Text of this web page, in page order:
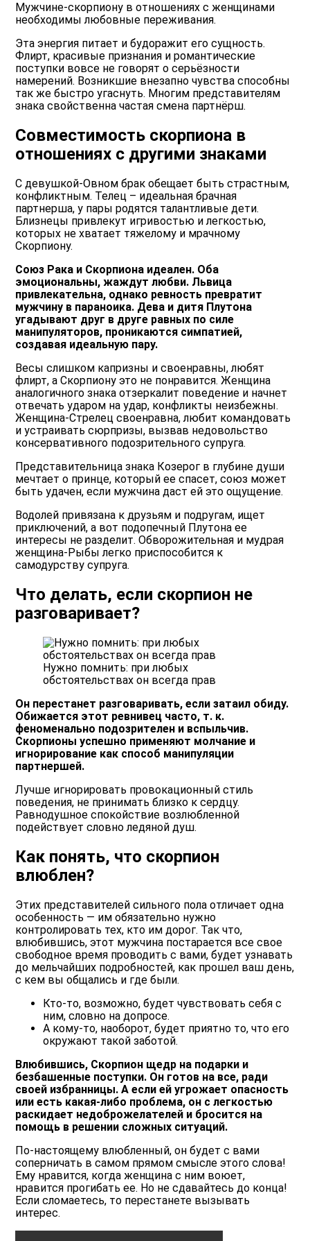
Мужчине-скорпиону в отношениях с женщинами
необходимы любовные переживания.
Эта энергия питает и будоражит его сущность.
Флирт, красивые признания и романтические
поступки вовсе не говорят о серьёзности
намерений. Возникшие внезапно чувства способны
так же быстро угаснуть. Многим представителям
знака свойственна частая смена партнёрш.
Совместимость скорпиона в
отношениях с другими знаками
С девушкой-Овном брак обещает быть страстным,
конфликтным. Телец – идеальная брачная
партнерша, у пары родятся талантливые дети.
Близнецы привлекут игривостью и легкостью,
которых не хватает тяжелому и мрачному
Скорпиону.
Союз Рака и Скорпиона идеален. Оба
эмоциональны, жаждут любви. Львица
привлекательна, однако ревность превратит
мужчину в параноика. Дева и дитя Плутона
угадывают друг в друге равных по силе
манипуляторов, проникаются симпатией,
создавая идеальную пару.
Весы слишком капризны и своенравны, любят
флирт, а Скорпиону это не понравится. Женщина
аналогичного знака отзеркалит поведение и начнет
отвечать ударом на удар, конфликты неизбежны.
Женщина-Стрелец своенравна, любит командовать
и устраивать сюрпризы, вызвав недовольство
консервативного подозрительного супруга.
Представительница знака Козерог в глубине души
мечтает о принце, который ее спасет, союз может
быть удачен, если мужчина даст ей это ощущение.
Водолей привязана к друзьям и подругам, ищет
приключений, а вот подопечный Плутона ее
интересы не разделит. Обворожительная и мудрая
женщина-Рыбы легко приспособится к
самодурству супруга.
Что делать, если скорпион не
разговаривает?
Нужно помнить: при любых
обстоятельствах он всегда прав
Он перестанет разговаривать, если затаил обиду.
Обижается этот ревнивец часто, т. к.
феноменально подозрителен и вспыльчив.
Скорпионы успешно применяют молчание и
игнорирование как способ манипуляции
партнершей.
Лучше игнорировать провокационный стиль
поведения, не принимать близко к сердцу.
Равнодушное спокойствие возлюбленной
подействует словно ледяной душ.
Как понять, что скорпион
влюблен?
Этих представителей сильного пола отличает одна
особенность — им обязательно нужно
контролировать тех, кто им дорог. Так что,
влюбившись, этот мужчина постарается все свое
свободное время проводить с вами, будет узнавать
до мельчайших подробностей, как прошел ваш день,
с кем вы общались и где были.
Кто-то, возможно, будет чувствовать себя с
ним, словно на допросе.
А кому-то, наоборот, будет приятно то, что его
окружают такой заботой.
Влюбившись, Скорпион щедр на подарки и
безбашенные поступки. Он готов на все, ради
своей избранницы. А если ей угрожает опасность
или есть какая-либо проблема, он с легкостью
раскидает недоброжелателей и бросится на
помощь в решении сложных ситуаций.
По-настоящему влюбленный, он будет с вами
соперничать в самом прямом смысле этого слова!
Ему нравится, когда женщина с ним воюет,
нравится прогибать ее. Но не сдавайтесь до конца!
Если сломаетесь, то перестанете вызывать
интерес.